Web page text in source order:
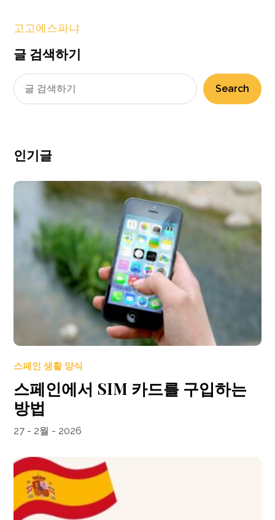
고고에스파냐
글 검색하기
Search
인기글
스페인 생활 양식
스페인에서 SIM 카드를 구입하는
방법
27 - 2월 - 2026